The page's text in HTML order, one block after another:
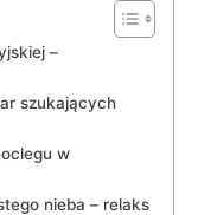
–
szukających
⁢w
nieba – relaks⁤